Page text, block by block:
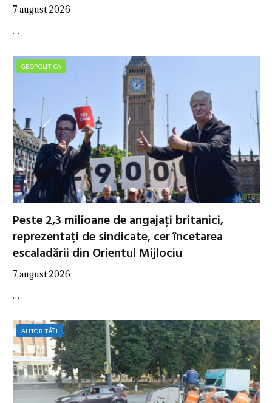
7 august 2026
…
GEOPOLITICA
Peste 2,3 milioane de angajați britanici,
reprezentați de sindicate, cer încetarea
escaladării din Orientul Mijlociu
7 august 2026
…
AUTORITĂȚI